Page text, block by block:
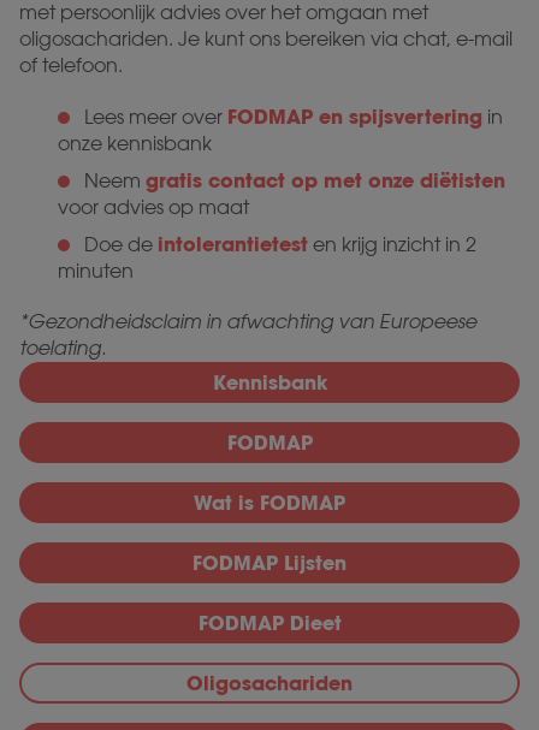
Kennisbank
FODMAP
Wat is FODMAP
FODMAP Lijsten
FODMAP Dieet
Oligosachariden
met persoonlijk advies over het omgaan met
oligosachariden. Je kunt ons bereiken via chat, e-mail
of telefoon.
Lees meer over FODMAP en spijsvertering in
onze kennisbank
Neem gratis contact op met onze diëtisten
voor advies op maat
Doe de intolerantietest en krijg inzicht in 2
minuten
*Gezondheidsclaim in afwachting van Europeese
toelating.